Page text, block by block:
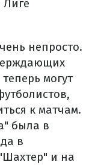
Лиге
непросто.
могут
к матчам.
была в
в
и на